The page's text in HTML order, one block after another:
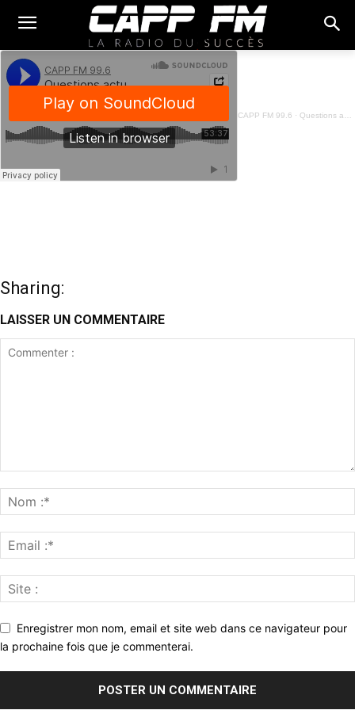
CAPP FM 99.6 · Questions actuelles - 23 Février 2024
Sharing:
LAISSER UN COMMENTAIRE
Enregistrer mon nom, email et site web dans ce navigateur pour
la prochaine fois que je commenterai.